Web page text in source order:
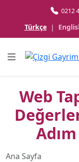
0212
Türkçe |
Web
Ana Sayfa